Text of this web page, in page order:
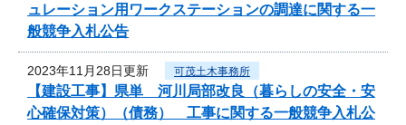
ュレーション用ワークステーションの調達に関する一
般競争入札公告
2023年11月28日更新 可茂土木事務所
【建設工事】県単 河川局部改良（暮らしの安全・安
心確保対策）（債務） 工事に関する一般競争入札公